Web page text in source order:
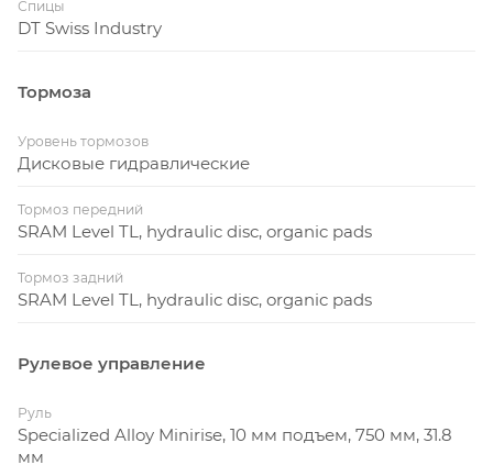
Спицы
DT Swiss Industry
Тормоза
Уровень тормозов
Дисковые гидравлические
Тормоз передний
SRAM Level TL, hydraulic disc, organic pads
Тормоз задний
SRAM Level TL, hydraulic disc, organic pads
Рулевое управление
Руль
Specialized Alloy Minirise, 10 мм подъем, 750 мм, 31.8
мм